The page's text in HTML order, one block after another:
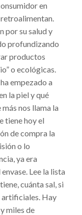
en
por su salud y
profundizando
productos
o ecológicas.
empezado a
la piel y qué
nos llama la
tiene hoy el
de compra la
o lo
ya era
Lee la lista
cuánta sal, si
artificiales. Hay
miles de